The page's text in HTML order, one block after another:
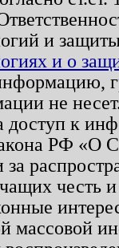
и
и о
не
доступ к
РФ «О
за
честь
массовой